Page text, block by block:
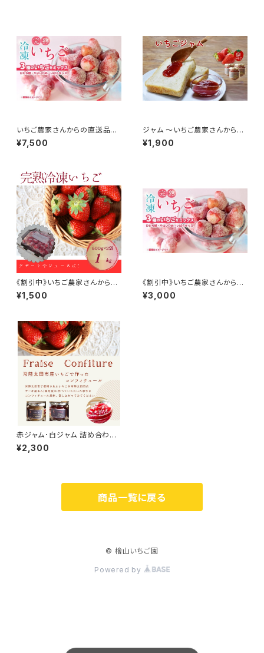
いちご農家さんからの直送品
完熟冷凍いちご 《５ｋｇ》５００
ｇ×１０袋
¥7,500
ジャム ～いちご農家さんからの
直送品～
¥1,900
《割引中》いちご農家さんからの
直送品 完熟冷凍いちご 《１ｋ
ｇ》５００ｇ×２袋
¥1,500
《割引中》いちご農家さんからの
直送品 完熟冷凍いちご 《２ｋ
ｇ》５００ｇ×4袋
¥3,000
赤ジャム･白ジャム 詰め合わせ
～いちご農家さんからの直送品
～
¥2,300
商品一覧に戻る
© 檜山いちご園
Powered by